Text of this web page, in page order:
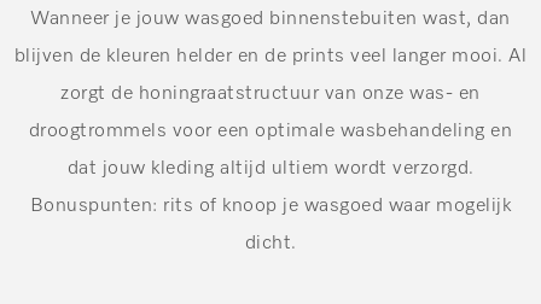
Wanneer je jouw wasgoed binnenstebuiten wast, dan
blijven de kleuren helder en de prints veel langer mooi. Al
zorgt de honingraatstructuur van onze was- en
droogtrommels voor een optimale wasbehandeling en
dat jouw kleding altijd ultiem wordt verzorgd.
Bonuspunten: rits of knoop je wasgoed waar mogelijk
dicht.